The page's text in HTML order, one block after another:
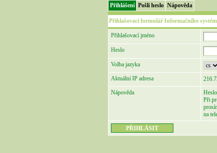
Přihlášení Pošli heslo Nápověda
Přihlašovací formulář Informačního
Přihlašovací jméno
Heslo
Volba jazyka
Aktuální IP adresa
Nápověda
Při
na